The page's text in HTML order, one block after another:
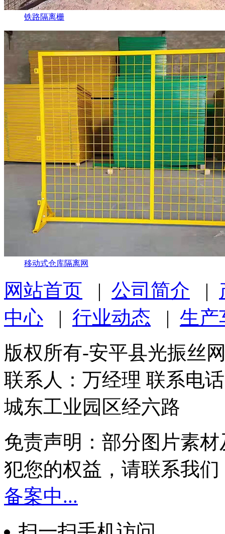
铁路隔离栅
移动式仓库隔离网
网站首页 | 公司简介 |
中心 | 行业动态 | 生产
版权所有-安平县光振丝
联系人：万经理 联系电
城东工业园区经六路
免责声明：部分图片素
犯您的权益，请联系我
备案中...